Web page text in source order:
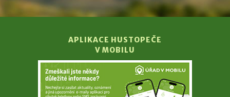
APLIKACE HUSTOPEČE
V MOBILU